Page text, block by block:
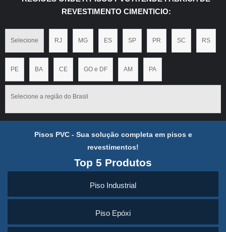
REVESTIMENTO CIMENTICIO:
Selecione RJ MG ES SP PR SC RS
PE BA CE GO e DF AM PA
Selecione a região do Brasil
Pisos PVC - Sua solução completa em pisos e
revestimentos!
Top 5 Produtos
Piso Industrial
Piso Epóxi